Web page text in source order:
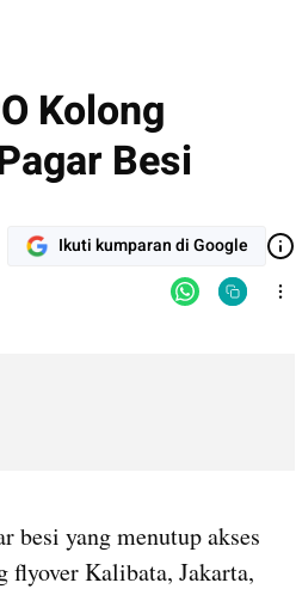
Kolong
Besi
Ikuti kumparan di Google
besi yang menutup akses
flyover Kalibata, Jakarta,